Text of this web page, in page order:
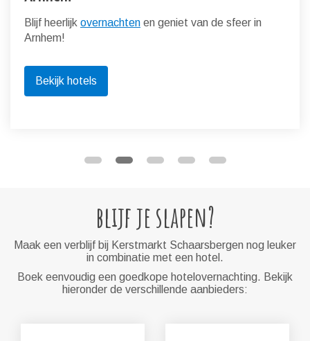
Blijf heerlijk overnachten en geniet van de sfeer in
Arnhem!
Bekijk hotels
blijf je slapen?
Maak een verblijf bij Kerstmarkt Schaarsbergen nog leuker
in combinatie met een hotel.
Boek eenvoudig een goedkope hotelovernachting. Bekijk
hieronder de verschillende aanbieders: